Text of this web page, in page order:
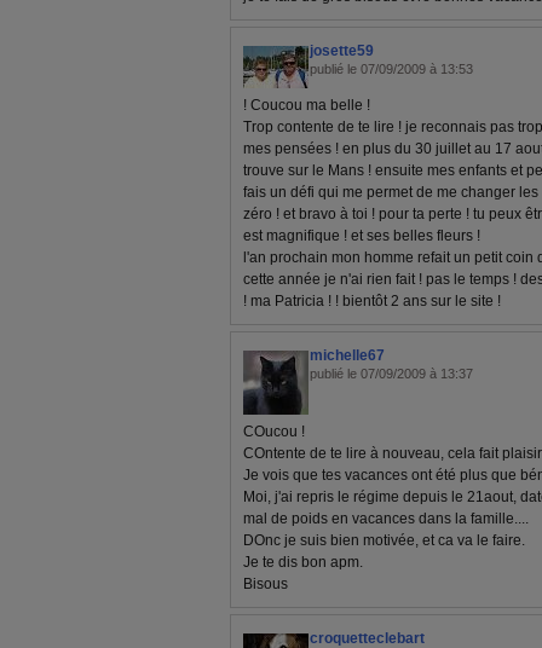
josette59
publié le 07/09/2009 à 13:53
! Coucou ma belle !
Trop contente de te lire ! je reconnais pas
mes pensées ! en plus du 30 juillet au 17
trouve sur le Mans ! ensuite mes enfants et
fais un défi qui me permet de me changer
zéro ! et bravo à toi ! pour ta perte ! tu peux
est magnifique ! et ses belles fleurs !
l'an prochain mon homme refait un petit
cette année je n'ai rien fait ! pas le temps !
! ma Patricia ! ! bientôt 2 ans sur le site !
michelle67
publié le 07/09/2009 à 13:37
COucou !
COntente de te lire à nouveau, cela fait
Je vois que tes vacances ont été plus que
Moi, j'ai repris le régime depuis le 21aout,
mal de poids en vacances dans la famille....
DOnc je suis bien motivée, et ca va le faire.
Je te dis bon apm.
Bisous
croquetteclebart